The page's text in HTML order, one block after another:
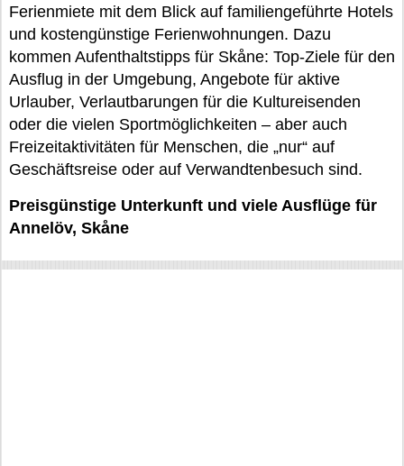
Ferienmiete mit dem Blick auf familiengeführte Hotels
und kostengünstige Ferienwohnungen. Dazu
kommen Aufenthaltstipps für Skåne: Top-Ziele für den
Ausflug in der Umgebung, Angebote für aktive
Urlauber, Verlautbarungen für die Kultureisenden
oder die vielen Sportmöglichkeiten – aber auch
Freizeitaktivitäten für Menschen, die „nur“ auf
Geschäftsreise oder auf Verwandtenbesuch sind.
Preisgünstige Unterkunft und viele Ausflüge für
Annelöv, Skåne